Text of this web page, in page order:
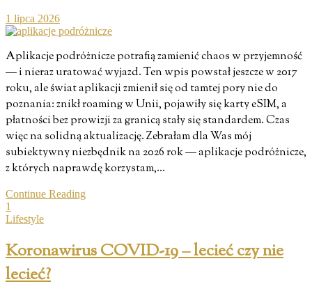
1 lipca 2026
Aplikacje podróżnicze potrafią zamienić chaos w przyjemność
— i nieraz uratować wyjazd. Ten wpis powstał jeszcze w 2017
roku, ale świat aplikacji zmienił się od tamtej pory nie do
poznania: znikł roaming w Unii, pojawiły się karty eSIM, a
płatności bez prowizji za granicą stały się standardem. Czas
więc na solidną aktualizację. Zebrałam dla Was mój
subiektywny niezbędnik na 2026 rok — aplikacje podróżnicze,
z których naprawdę korzystam,…
Continue Reading
1
Lifestyle
Koronawirus COVID-19 – lecieć czy nie
lecieć?